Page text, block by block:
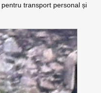
transport personal și